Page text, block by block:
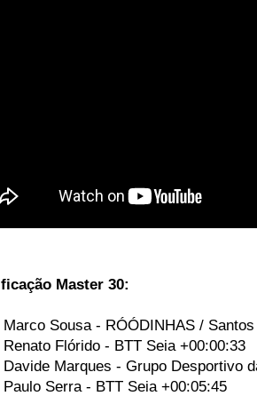
Master 30:
Marco Sousa - RÓÓDINHAS /
Renato Flórido - BTT Seia +00:00:33
Davide Marques - Grupo Desportivo
Paulo Serra - BTT Seia +00:05:45